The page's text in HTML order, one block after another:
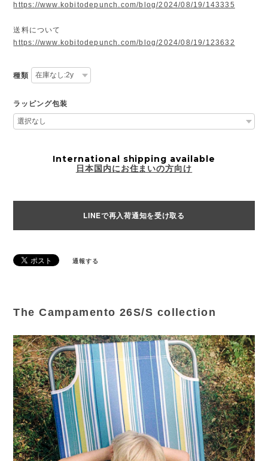
https://www.kobitodepunch.com/blog/2024/08/19/143335
送料について
https://www.kobitodepunch.com/blog/2024/08/19/123632
種類
ラッピング包装
International shipping available
日本国内にお住まいの方向け
LINEで再入荷通知を受け取る
通報する
The Campamento 26S/S collection